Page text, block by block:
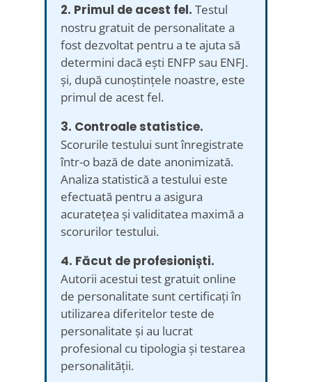
2. Primul de acest fel. Testul
nostru gratuit de personalitate a
fost dezvoltat pentru a te ajuta să
determini dacă ești ENFP sau ENFJ.
și, după cunoștințele noastre, este
primul de acest fel.
3. Controale statistice.
Scorurile testului sunt înregistrate
într-o bază de date anonimizată.
Analiza statistică a testului este
efectuată pentru a asigura
acuratețea și validitatea maximă a
scorurilor testului.
4. Făcut de profesioniști.
Autorii acestui test gratuit online
de personalitate sunt certificați în
utilizarea diferitelor teste de
personalitate și au lucrat
profesional cu tipologia și testarea
personalității.